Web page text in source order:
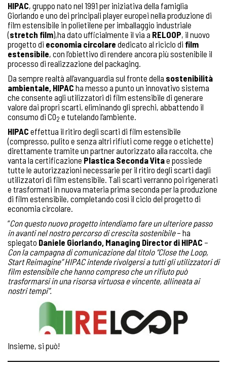
HIPAC, gruppo nato nel 1991 per iniziativa della famiglia
Giorlando e uno dei principali player europei nella produzione di
film estensibile in polietilene per imballaggio industriale
(stretch film),ha dato ufficialmente il via a RELOOP, il nuovo
progetto di economia circolare dedicato al riciclo di film
estensibile, con l’obiettivo di rendere ancora più sostenibile il
processo di realizzazione del packaging.
Da sempre realtà all’avanguardia sul fronte della sostenibilità
ambientale, HIPAC ha messo a punto un innovativo sistema
che consente agli utilizzatori di film estensibile di generare
valore dai propri scarti, eliminando gli sprechi, abbattendo il
consumo di C02 e tutelando l’ambiente.
HIPAC effettua il ritiro degli scarti di film estensibile
(compresso, pulito e senza altri rifiuti come regge o etichette)
direttamente tramite un partner autorizzato alla raccolta, che
vanta la certificazione Plastica Seconda Vitae possiede
tutte le autorizzazioni necessarie per il ritiro degli scarti dagli
utilizzatori di film estensibile. Tali scarti verranno poi rigenerati
e trasformati in nuova materia prima seconda per la produzione
di film estensibile, completando così il ciclo del progetto di
economia circolare.
“Con questo nuovo progetto intendiamo fare un ulteriore passo
in avanti nel nostro percorso di crescita sostenibile– ha
spiegato Daniele Giorlando, Managing Director di HIPAC –
Con la campagna di comunicazione dal titolo “Close the Loop,
Start Reimagine” HIPAC intende rivolgersi a tutti gli utilizzatori di
film estensibile che hanno compreso che un rifiuto può
trasformarsi in una risorsa virtuosa e vincente, allineata ai
nostri tempi”.
Insieme, si può!